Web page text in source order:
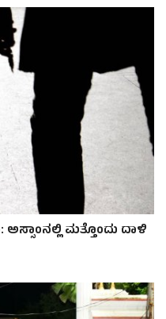
ಮತ್ತೊಂದು ದಾಳಿ